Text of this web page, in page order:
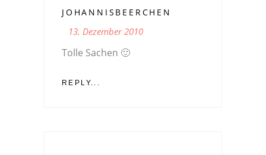
JOHANNISBEERCHEN
13. Dezember 2010
Tolle Sachen 🙂
REPLY...